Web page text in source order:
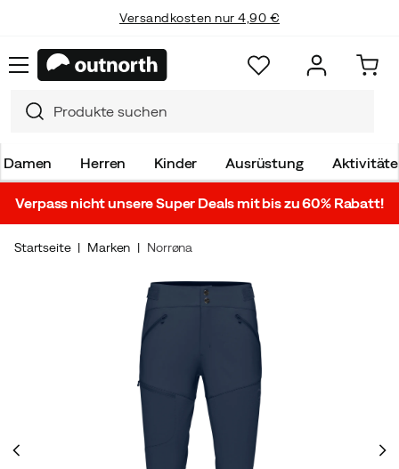
Versandkosten nur 4,90 €
Damen Herren Kinder Ausrüstung
Verpass nicht unsere Super Deals mit bis zu 60% Rabatt!
Startseite Marken Norrøna